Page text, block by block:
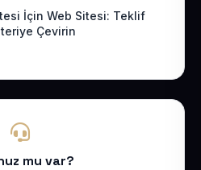
İçin Web Sitesi: Teklif
Çevirin
mu var?